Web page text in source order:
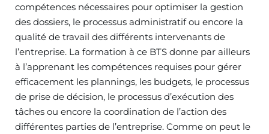
compétences nécessaires pour optimiser la gestion
des dossiers, le processus administratif ou encore la
qualité de travail des différents intervenants de
l’entreprise. La formation à ce BTS donne par ailleurs
à l’apprenant les compétences requises pour gérer
efficacement les plannings, les budgets, le processus
de prise de décision, le processus d’exécution des
tâches ou encore la coordination de l’action des
différentes parties de l’entreprise. Comme on peut le